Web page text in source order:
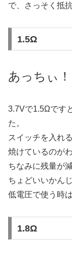
で、さっそく抵
1.5Ω
あっちぃ！
3.7Vで1.5Ωです
た。
スイッチを入れ
焼けているのが
ちなみに残量が
ちょどいいかんじ
低電圧で使う時
1.8Ω